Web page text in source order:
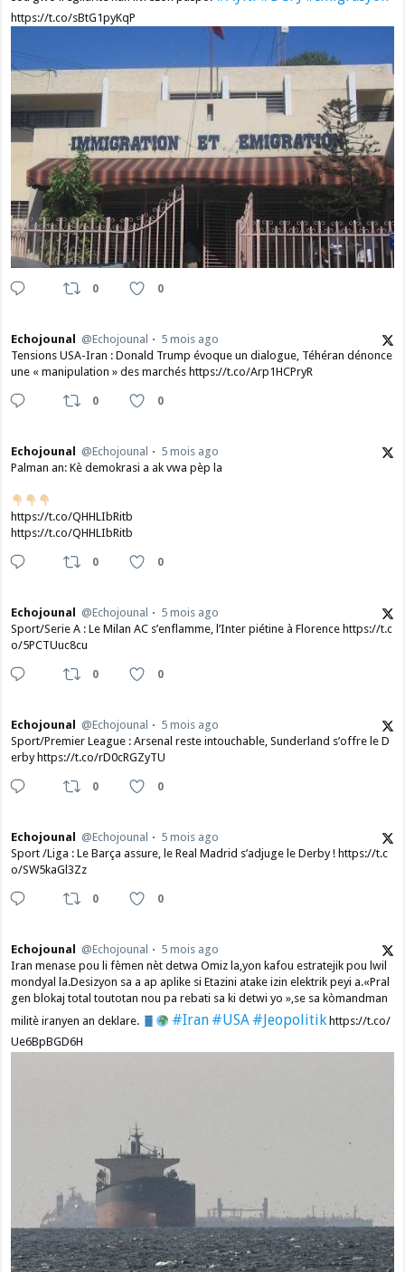
https://t.co/sBtG1pyKqP
0 0
Echojounal @Echojounal
5 mois ago
Tensions USA-Iran : Donald Trump évoque un dialogue, Téhéran dénonce
une « manipulation » des marchés https://t.co/Arp1HCPryR
0 0
Echojounal @Echojounal
5 mois ago
Palman an: Kè demokrasi a ak vwa pèp la
https://t.co/QHHLIbRitb
https://t.co/QHHLIbRitb
0 0
Echojounal @Echojounal
5 mois ago
Sport/Serie A : Le Milan AC s’enflamme, l’Inter piétine à Florence https://t.c
o/5PCTUuc8cu
0 0
Echojounal @Echojounal
5 mois ago
Sport/Premier League : Arsenal reste intouchable, Sunderland s’offre le D
erby https://t.co/rD0cRGZyTU
0 0
Echojounal @Echojounal
5 mois ago
Sport /Liga : Le Barça assure, le Real Madrid s’adjuge le Derby ! https://t.c
o/SW5kaGl3Zz
0 0
Echojounal @Echojounal
5 mois ago
Iran menase pou li fèmen nèt detwa Omiz la,yon kafou estratejik pou lwil
mondyal la.Desizyon sa a ap aplike si Etazini atake izin elektrik peyi a.​«Pral
gen blokaj total toutotan nou pa rebati sa ki detwi yo »,se sa kòmandman
militè iranyen an deklare.
#Iran #USA #Jeopolitikhttps://t.co/
Ue6BpBGD6H